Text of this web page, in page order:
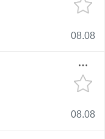
08.08
08.08